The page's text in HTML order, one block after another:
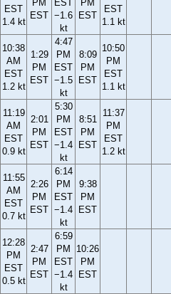
EST
1.4 kt
PM
EST
EST
−1.6
kt
PM
EST
EST
1.1 kt
10:38
AM
EST
1.2 kt
1:29
PM
EST
4:47
PM
EST
−1.5
kt
8:09
PM
EST
10:50
PM
EST
1.1 kt
11:19
AM
EST
0.9 kt
2:01
PM
EST
5:30
PM
EST
−1.4
kt
8:51
PM
EST
11:37
PM
EST
1.2 kt
11:55
AM
EST
0.7 kt
2:26
PM
EST
6:14
PM
EST
−1.4
kt
9:38
PM
EST
12:28
PM
EST
0.5 kt
2:47
PM
EST
6:59
PM
EST
−1.4
kt
10:26
PM
EST